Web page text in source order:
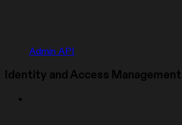
Admin API
Identity and Access Management